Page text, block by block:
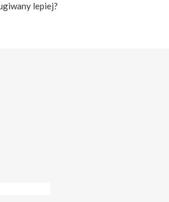
lepiej?